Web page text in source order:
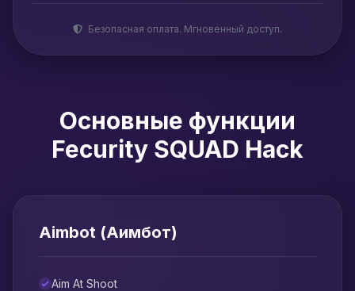
Безопасная оплата. Мгновенный доступ.
Основные функции
Fecurity SQUAD Hack
Aimbot (Аимбот)
Aim At Shoot